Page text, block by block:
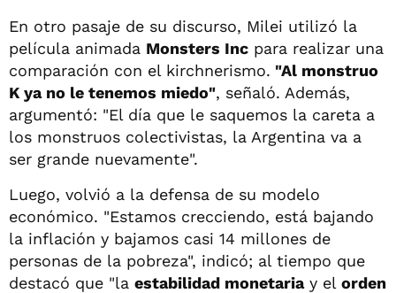
En otro pasaje de su discurso, Milei utilizó la
película animada Monsters Inc para realizar una
comparación con el kirchnerismo. "Al monstruo
K ya no le tenemos miedo", señaló. Además,
argumentó: "El día que le saquemos la careta a
los monstruos colectivistas, la Argentina va a
ser grande nuevamente".
Luego, volvió a la defensa de su modelo
económico. "Estamos crecciendo, está bajando
la inflación y bajamos casi 14 millones de
personas de la pobreza", indicó; al tiempo que
destacó que "la estabilidad monetariay el orden